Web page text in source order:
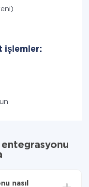
işlemler:
entegrasyonu
nasıl